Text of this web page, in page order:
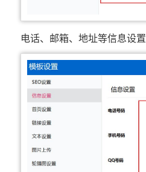
电话、邮箱、地址等信息设置